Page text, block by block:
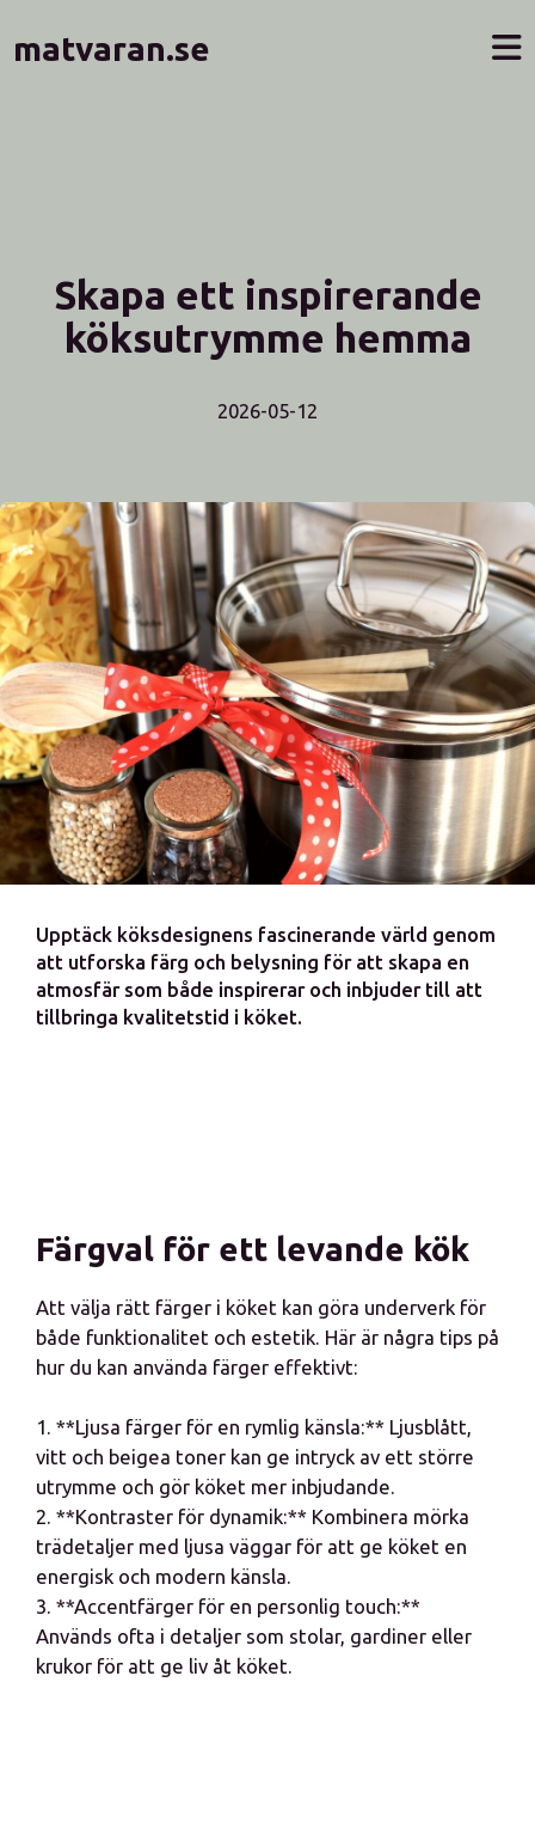
matvaran.se
Skapa ett inspirerande
köksutrymme hemma
2026-05-12
Upptäck köksdesignens fascinerande värld genom
att utforska färg och belysning för att skapa en
atmosfär som både inspirerar och inbjuder till att
tillbringa kvalitetstid i köket.
Färgval för ett levande kök
Att välja rätt färger i köket kan göra underverk för
både funktionalitet och estetik. Här är några tips på
hur du kan använda färger effektivt:
1. **Ljusa färger för en rymlig känsla:** Ljusblått,
vitt och beigea toner kan ge intryck av ett större
utrymme och gör köket mer inbjudande.
2. **Kontraster för dynamik:** Kombinera mörka
trädetaljer med ljusa väggar för att ge köket en
energisk och modern känsla.
3. **Accentfärger för en personlig touch:**
Används ofta i detaljer som stolar, gardiner eller
krukor för att ge liv åt köket.